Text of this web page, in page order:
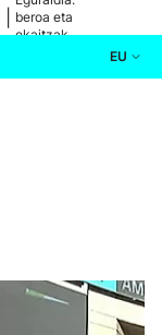
beroa eta
ekaitzak
EU